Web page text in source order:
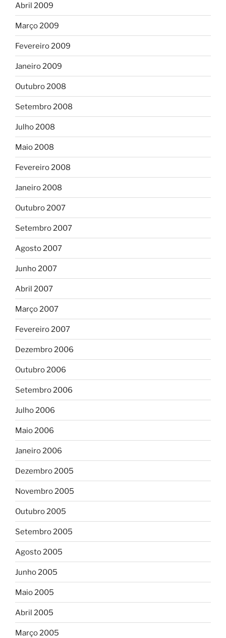
Abril 2009
Março 2009
Fevereiro 2009
Janeiro 2009
Outubro 2008
Setembro 2008
Julho 2008
Maio 2008
Fevereiro 2008
Janeiro 2008
Outubro 2007
Setembro 2007
Agosto 2007
Junho 2007
Abril 2007
Março 2007
Fevereiro 2007
Dezembro 2006
Outubro 2006
Setembro 2006
Julho 2006
Maio 2006
Janeiro 2006
Dezembro 2005
Novembro 2005
Outubro 2005
Setembro 2005
Agosto 2005
Junho 2005
Maio 2005
Abril 2005
Março 2005